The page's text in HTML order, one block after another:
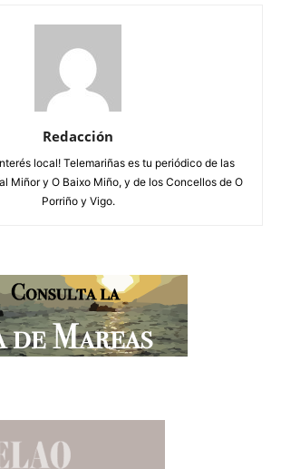
Redacción
local! Telemariñas es tu periódico de las
Miñor y O Baixo Miño, y de los Concellos de O
Porriño y Vigo.